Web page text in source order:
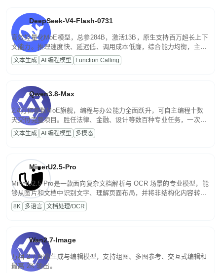
DeepSeek-V4-Flash-0731
高效轻量化MoE模型，总参284B，激活13B，原生支持百万超长上下
文能力。推理速度快、延迟低、调用成本低廉，综合能力均衡，主打
高并发、轻量化任务，适合日常对话、内容创作、基础 RAG、批量
文案处理等普惠刚需场景。
文本生成 AI 编程模型 Function Calling
Qwen3.8-Max
2.4万亿参数MoE旗舰，编程与办公能力全面跃升，可自主编程十数
天交付完整项目。胜任法律、金融、设计等数百种专业任务，一次对
话端到端交付生产级成果。原生视觉理解贯穿规划、执行与验证全流
程，支持超长文档与长视频的深度语义解析。长程任务中自主规划与
文本生成 AI 编程模型 多模态
MinerU2.5-Pro
MinerU2.5-Pro是一款面向复杂文档解析与 OCR 场景的专业模型，能
够从图片和文档中识别文字、理解页面布局，并将非结构化内容转换
为便于存储、检索和二次处理的结构化结果。
8K 多语言 文档处理/OCR
Wan2.7-Image
万相 2.7 图像生成与编辑模型，支持组图、多图参考、交互式编辑和
最高 2K 输出。